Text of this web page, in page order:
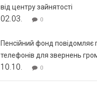
від центру зайнятості
02.03. 0
Пенсійний фонд повідомляє
телефонів для звернень
10.10. 0